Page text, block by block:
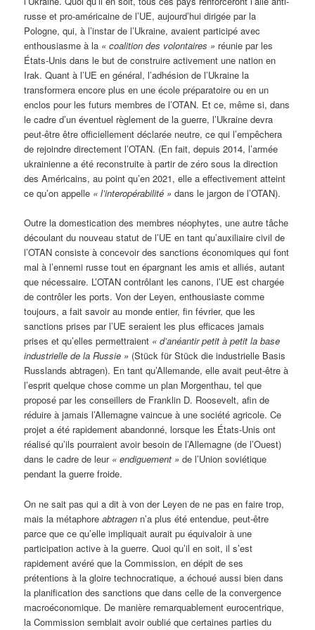
russe et pro-américaine de l’UE, aujourd’hui dirigée par la
Pologne, qui, à l’instar de l’Ukraine, avaient participé avec
enthousiasme à la « coalition des volontaires » réunie par les
États-Unis dans le but de construire activement une nation en
Irak. Quant à l’UE en général, l’adhésion de l’Ukraine la
transformera encore plus en une école préparatoire ou en un
enclos pour les futurs membres de l’OTAN. Et ce, même si, dans
le cadre d’un éventuel règlement de la guerre, l’Ukraine devra
peut-être être officiellement déclarée neutre, ce qui l’empêchera
de rejoindre directement l’OTAN. (En fait, depuis 2014, l’armée
ukrainienne a été reconstruite à partir de zéro sous la direction
des Américains, au point qu’en 2021, elle a effectivement atteint
ce qu’on appelle « l’interopérabilité » dans le jargon de l’OTAN).
Outre la domestication des membres néophytes, une autre tâche
découlant du nouveau statut de l’UE en tant qu’auxiliaire civil de
l’OTAN consiste à concevoir des sanctions économiques qui font
mal à l’ennemi russe tout en épargnant les amis et alliés, autant
que nécessaire. L’OTAN contrôlant les canons, l’UE est chargée
de contrôler les ports. Von der Leyen, enthousiaste comme
toujours, a fait savoir au monde entier, fin février, que les
sanctions prises par l’UE seraient les plus efficaces jamais
prises et qu’elles permettraient « d’anéantir petit à petit la base
industrielle de la Russie » (Stück für Stück die industrielle Basis
Russlands abtragen). En tant qu’Allemande, elle avait peut-être à
l’esprit quelque chose comme un plan Morgenthau, tel que
proposé par les conseillers de Franklin D. Roosevelt, afin de
réduire à jamais l’Allemagne vaincue à une société agricole. Ce
projet a été rapidement abandonné, lorsque les États-Unis ont
réalisé qu’ils pourraient avoir besoin de l’Allemagne (de l’Ouest)
dans le cadre de leur « endiguement » de l’Union soviétique
pendant la guerre froide.
On ne sait pas qui a dit à von der Leyen de ne pas en faire trop,
mais la métaphoreabtragen n’a plus été entendue, peut-être
parce que ce qu’elle impliquait aurait pu équivaloir à une
participation active à la guerre. Quoi qu’il en soit, il s’est
rapidement avéré que la Commission, en dépit de ses
prétentions à la gloire technocratique, a échoué aussi bien dans
la planification des sanctions que dans celle de la convergence
macroéconomique. De manière remarquablement eurocentrique,
la Commission semblait avoir oublié que certaines parties du